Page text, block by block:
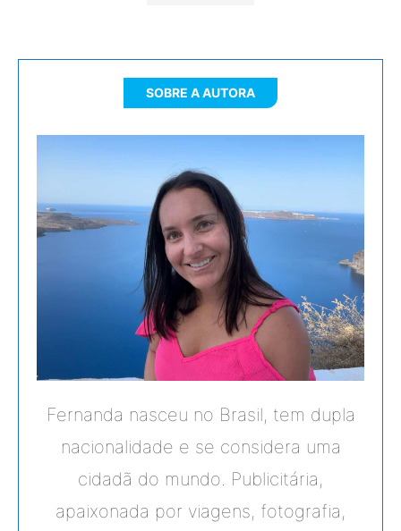
SOBRE A AUTORA
Fernanda nasceu no Brasil, tem dupla
nacionalidade e se considera uma
cidadã do mundo. Publicitária,
apaixonada por viagens, fotografia,